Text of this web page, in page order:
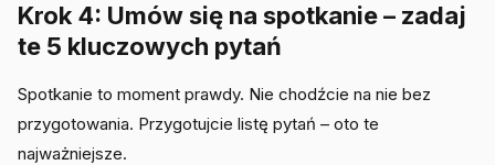
Krok 4: Umów się na spotkanie – zadaj
te 5 kluczowych pytań
Spotkanie to moment prawdy. Nie chodźcie na nie bez
przygotowania. Przygotujcie listę pytań – oto te
najważniejsze.